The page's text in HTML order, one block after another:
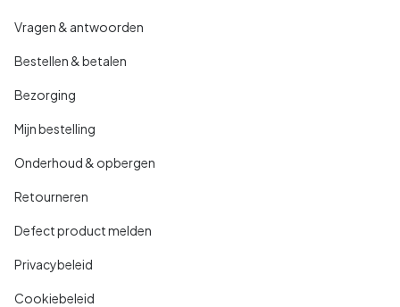
Vragen & antwoorden
Bestellen & betalen
Bezorging
Mijn bestelling
Onderhoud & opbergen
Retourneren
Defect product melden
Privacybeleid
Cookiebeleid